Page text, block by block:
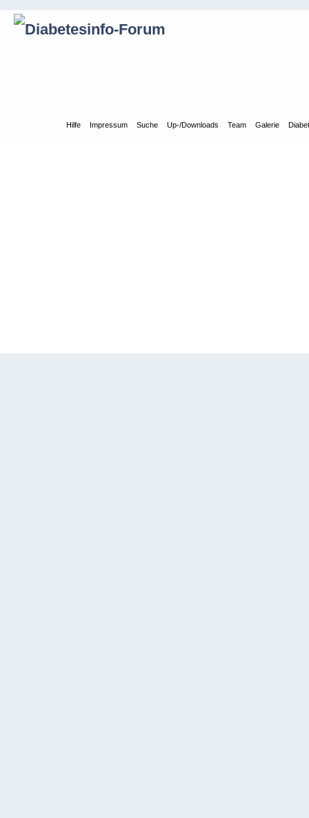
Hilfe Impressum Suche Up-/Downloads Team Galerie